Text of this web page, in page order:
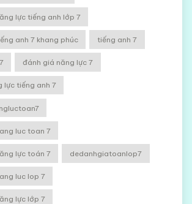
lực tiếng anh lớp 7
anh 7 khang phúc tiếng anh 7
đánh giá năng lực 7
lực tiếng anh 7
luc toan 7
lực toán 7 dedanhgiatoanlop7
luc lop 7
lực lớp 7